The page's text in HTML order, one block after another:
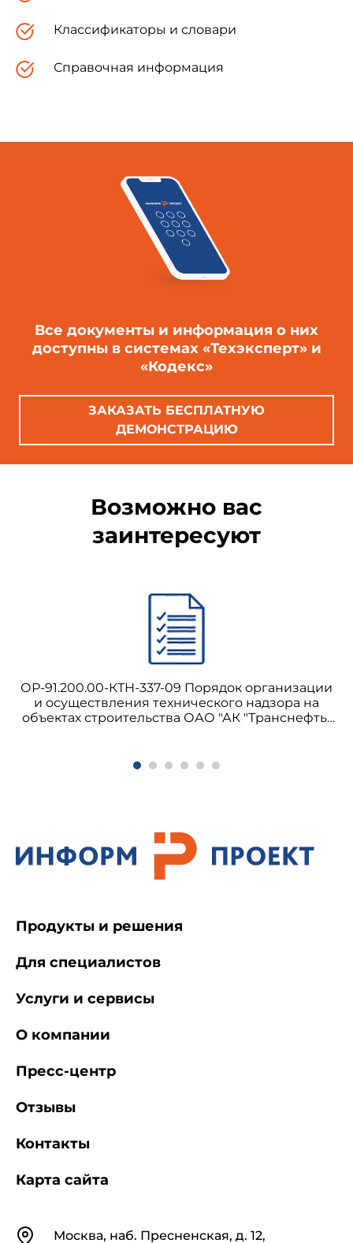
Классификаторы и словари
Справочная информация
Все документы и информация о них
доступны в системах «Техэксперт» и
«Кодекс»
ЗАКАЗАТЬ БЕСПЛАТНУЮ
ДЕМОНСТРАЦИЮ
Возможно вас
заинтересуют
ОР-91.200.00-КТН-337-09 Порядок организации
и осуществления технического надзора на
объектах строительства ОАО "АК "Транснефть"
КонтактыМосква, наб. Пресненская, д. 12,
Продукты и решения
Для специалистов
Услуги и сервисы
О компании
Пресс-центр
Отзывы
Контакты
Карта сайта